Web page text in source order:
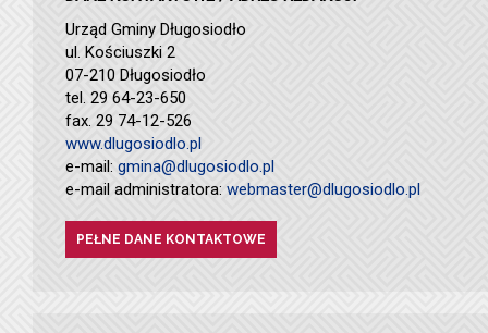
Urząd Gminy Długosiodło
ul. Kościuszki 2
07-210 Długosiodło
tel. 29 64-23-650
fax. 29 74-12-526
www.dlugosiodlo.pl
e-mail: gmina@dlugosiodlo.pl
e-mail administratora: webmaster@dlugosiodlo.pl
PEŁNE DANE KONTAKTOWE